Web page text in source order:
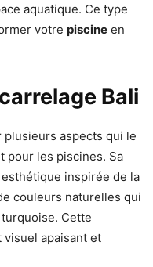
aquatique. Ce type
votre piscine en
Bali
plusieurs aspects qui le
pour les piscines. Sa
inspirée de la
couleurs naturelles qui
Cette
apaisant et